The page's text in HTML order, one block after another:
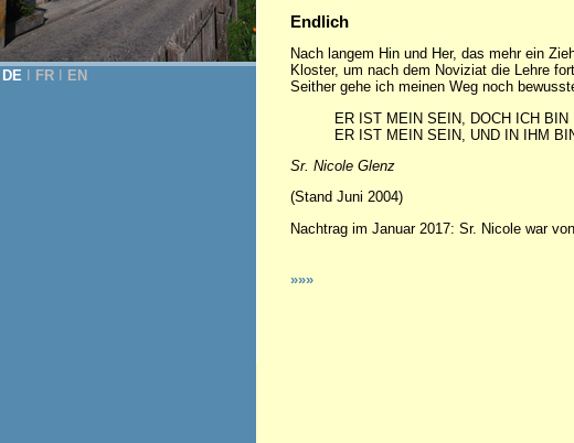
DE FR EN
Endlich
Nach langem Hin und Her, das mehr ein
Kloster, um nach dem Noviziat die Lehre
Seither gehe ich meinen Weg noch
ER IST MEIN SEIN, DOCH ICH BIN
ER IST MEIN SEIN, UND IN IHM
Sr. Nicole Glenz
(Stand Juni 2004)
Nachtrag im Januar 2017: Sr. Nicole war
»»»